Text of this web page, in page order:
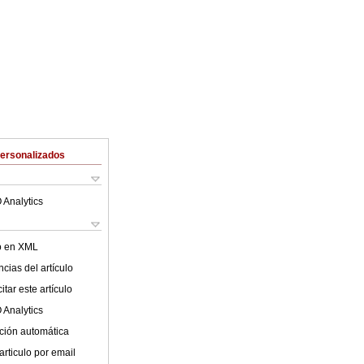
Analytics
en XML
del artículo
este artículo
Analytics
automática
por email